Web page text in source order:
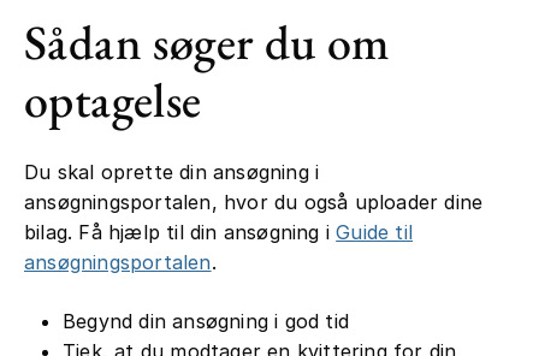
Sådan søger du om
optagelse
Du skal oprette din ansøgning i
ansøgningsportalen, hvor du også uploader dine
bilag. Få hjælp til din ansøgning iGuide til
ansøgningsportalen.
Begynd din ansøgning i god tid
Tjek, at du modtager en kvittering for din